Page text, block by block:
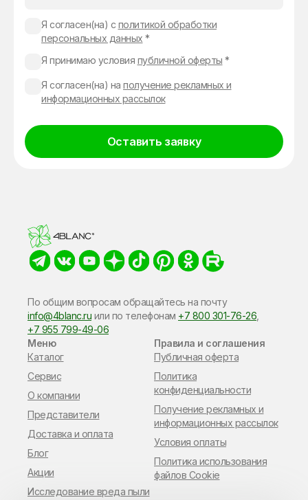
Я согласен(на) с политикой обработки
персональных данных *
Я принимаю условия публичной оферты *
Я согласен(на) на получение рекламных и
информационных рассылок
Оставить заявку
По общим вопросам обращайтесь на почту
info@4blanc.ru или по​ телефонам +7 800 301-76-26
+7 955 799-49-06
Меню
Каталог
Сервис
О компании
Представители
Доставка и оплата
Блог
Акции
Исследование вреда пыли
Правила и соглашения
Публичная оферта
Политика
конфиденциальности
Получение рекламных и
информационных рассылок
Условия оплаты
Политика использования
файлов Cookie